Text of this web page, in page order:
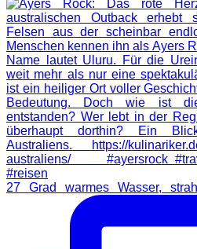
27 Grad warmes Wasser,